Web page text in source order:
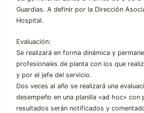
Guardias. A definir por la Dirección
Hospital.
Evaluación:
Se realizará en forma dinámica y
profesionales de planta con los que
y por el jefe del servicio.
Dos veces al año se realizará una
desempeño en una planilla «ad hoc» con
resultados serán notificados y